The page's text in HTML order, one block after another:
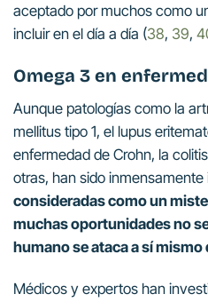
aceptado por muchos como
incluir en el día a día (38, 39,
Omega 3 en
Aunque patologías como la
mellitus tipo 1, el lupus
enfermedad de Crohn, la
otras, han sido inmensamente
consideradas como un
muchas oportunidades no
humano se ataca a sí mismo
Médicos y expertos han